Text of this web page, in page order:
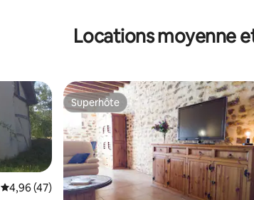
Locations moyenne
Évaluation moyenne sur la base de 47
4,96 (47)
Superhôte
Superhôte